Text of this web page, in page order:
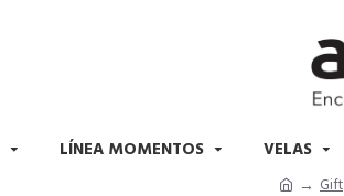
LÍNEA MOMENTOS VELAS
Gift